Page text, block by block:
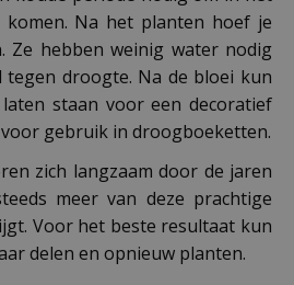
Na het planten hoef je
Ze hebben weinig water nodig
tegen droogte. Na de bloei kun
staan voor een decoratief
gebruik in droogboeketten.
zich langzaam door de jaren
meer van deze prachtige
Voor het beste resultaat kun
delen en opnieuw planten.